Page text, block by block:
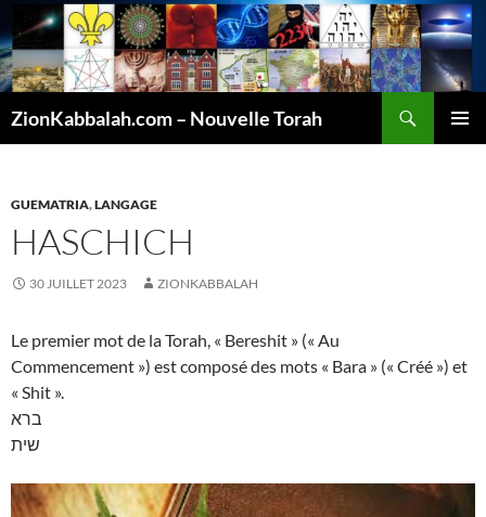
ZionKabbalah.com – Nouvelle Torah
GUEMATRIA,LANGAGE
HASCHICH
30 JUILLET 2023 ZIONKABBALAH
Le premier mot de la Torah, « Bereshit » (« Au
Commencement ») est composé des mots « Bara » (« Créé ») et
« Shit ».
ברא
שית